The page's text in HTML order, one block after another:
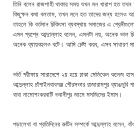
তিনি বলেন রাজশাহী থাকার সময় যখন মন খারাপ হত
কিছুক্ষন কথা বলতাম, তখন মনে হত তাদের জন্য হলেও
তাহলে কি বর্তমান চিকিৎসা ব্যবস্থায় সমাজের এ
এমন প্রশ্নে আব্দুাল্লাহ বলেন, এমনটা নয়, অনেক ভাল
অনেক ব্যায়বহুলও বটে। আমি চেষ্টা করব, এসব সাধারণ
ভর্তি পরীক্ষায় সারাদেশে ২য় হয়ে ঢাকা মেডিকেল কলেজ
আব্দুল্লাহ চাঁপাইনবাবগঞ্জ পৌরসভার রাজারামপুর
বাবা নামোশংকরবাটি ভবানীপুর জামে মসজিদের ইমাম।
পড়ালেখা বা প্রতিদিনের রুটিন সম্পর্কে আব্দুল্লাহ বলেন,